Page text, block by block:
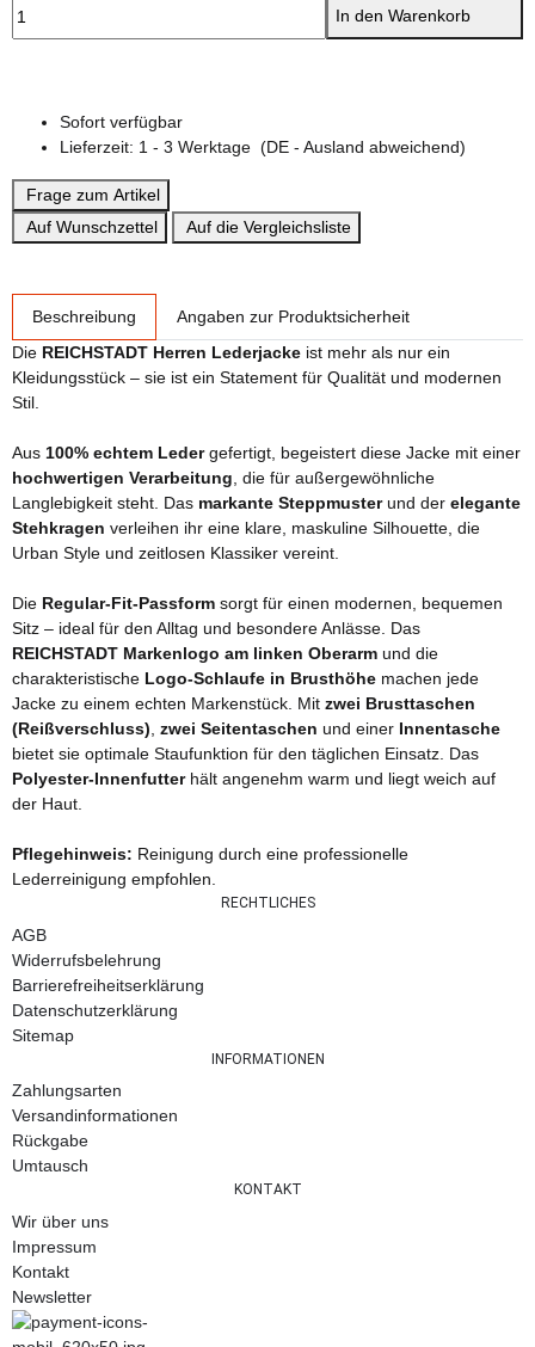
In den Warenkorb
Sofort verfügbar
Lieferzeit: 1 - 3 Werktage (DE - Ausland abweichend)
Frage zum Artikel
Auf Wunschzettel
Auf die Vergleichsliste
Beschreibung
Angaben zur Produktsicherheit
Die REICHSTADT Herren Lederjacke ist mehr als nur ein
Kleidungsstück – sie ist ein Statement für Qualität und modernen
Stil.
Aus 100% echtem Ledergefertigt, begeistert diese Jacke mit einer
hochwertigen Verarbeitung , die für außergewöhnliche
Langlebigkeit steht. Das markante Steppmusterund der elegante
Stehkragen verleihen ihr eine klare, maskuline Silhouette, die
Urban Style und zeitlosen Klassiker vereint.
Die Regular-Fit-Passform sorgt für einen modernen, bequemen
Sitz – ideal für den Alltag und besondere Anlässe. Das
REICHSTADT Markenlogo am linken Oberarm und die
charakteristische Logo-Schlaufe in Brusthöhe machen jede
Jacke zu einem echten Markenstück. Mit zwei Brusttaschen
(Reißverschluss) zwei Seitentaschen und einer Innentasche
bietet sie optimale Staufunktion für den täglichen Einsatz. Das
Polyester-Innenfutterhält angenehm warm und liegt weich auf
der Haut.
Pflegehinweis: Reinigung durch eine professionelle
Lederreinigung empfohlen.
RECHTLICHES
AGB
Widerrufsbelehrung
Barrierefreiheitserklärung
Datenschutzerklärung
Sitemap
INFORMATIONEN
Zahlungsarten
Versandinformationen
Rückgabe
Umtausch
KONTAKT
Wir über uns
Impressum
Kontakt
Newsletter